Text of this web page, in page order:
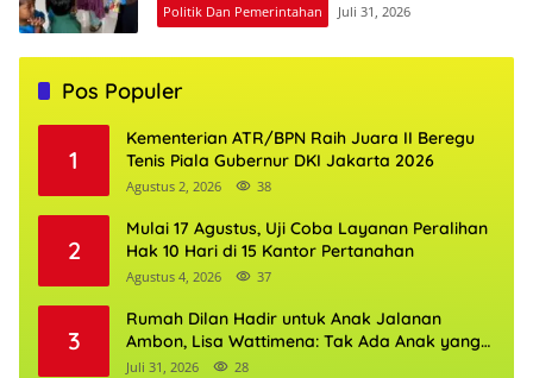
Politik Dan Pemerintahan Juli 31, 2026
Pos Populer
1
Kementerian ATR/BPN Raih Juara II Beregu
Tenis Piala Gubernur DKI Jakarta 2026
Agustus 2, 2026 38
2
Mulai 17 Agustus, Uji Coba Layanan Peralihan
Hak 10 Hari di 15 Kantor Pertanahan
Agustus 4, 2026 37
3
Rumah Dilan Hadir untuk Anak Jalanan
Ambon, Lisa Wattimena: Tak Ada Anak yang
Boleh Kehilangan Masa Depannya
Juli 31, 2026 28